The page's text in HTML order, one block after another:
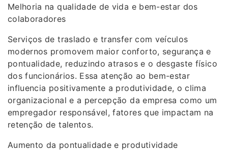
Melhoria na qualidade de vida e bem-estar dos
colaboradores
Serviços de traslado e transfer com veículos
modernos promovem maior conforto, segurança e
pontualidade, reduzindo atrasos e o desgaste físico
dos funcionários. Essa atenção ao bem-estar
influencia positivamente a produtividade, o clima
organizacional e a percepção da empresa como um
empregador responsável, fatores que impactam na
retenção de talentos.
Aumento da pontualidade e produtividade